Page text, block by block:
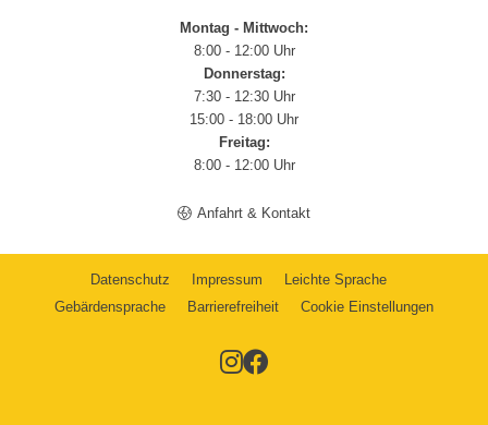
Montag - Mittwoch:
8:00 - 12:00 Uhr
Donnerstag:
7:30 - 12:30 Uhr
15:00 - 18:00 Uhr
Freitag:
8:00 - 12:00 Uhr
Anfahrt & Kontakt
Datenschutz Impressum
Leichte Sprache
Gebärdensprache
Barrierefreiheit Cookie Einstellungen